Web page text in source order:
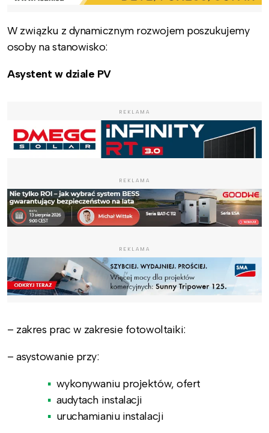
W związku z dynamicznym rozwojem poszukujemy
osoby na stanowisko:
Asystent w dziale PV
REKLAMA
REKLAMA
REKLAMA
– zakres prac w zakresie fotowoltaiki:
– asystowanie przy:
wykonywaniu projektów, ofert
audytach instalacji
uruchamianiu instalacji